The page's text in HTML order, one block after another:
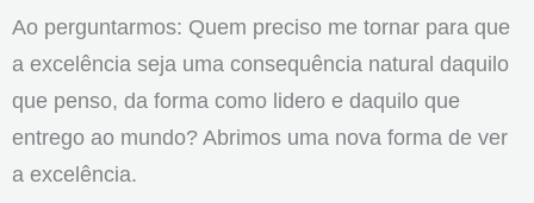
Ao perguntarmos: Quem preciso me tornar para que
a excelência seja uma consequência natural daquilo
que penso, da forma como lidero e daquilo que
entrego ao mundo? Abrimos uma nova forma de ver
a excelência.